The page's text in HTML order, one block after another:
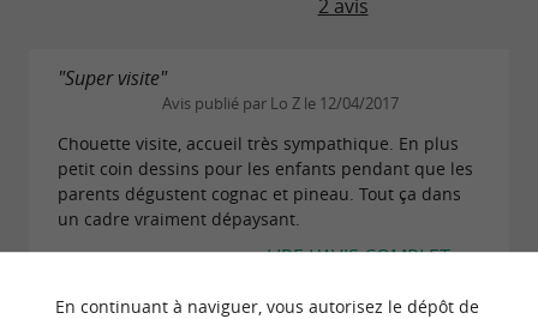
2 avis
"Super visite"
Avis publié par Lo Z le 12/04/2017
Chouette visite, accueil très sympathique. En plus
petit coin dessins pour les enfants pendant que les
parents dégustent cognac et pineau. Tout ça dans
un cadre vraiment dépaysant.
LIRE L'AVIS COMPLET
En continuant à naviguer, vous autorisez le dépôt de